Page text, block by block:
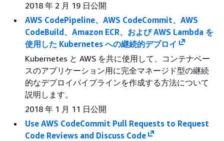
2018 年 2 月 19 日公開
AWS CodePipeline、AWS CodeCommit、AWS
CodeBuild、Amazon ECR、および AWS Lambda を
使用した Kubernetes への継続的デプロイ
Kubernetes と AWS を共に使用して、コンテナベー
スのアプリケーション用に完全マネージド型の継続
的なデプロイパイプラインを作成する方法について
説明します。
2018 年 1 月 11 日公開
Use AWS CodeCommit Pull Requests to Request
Code Reviews and Discuss Code